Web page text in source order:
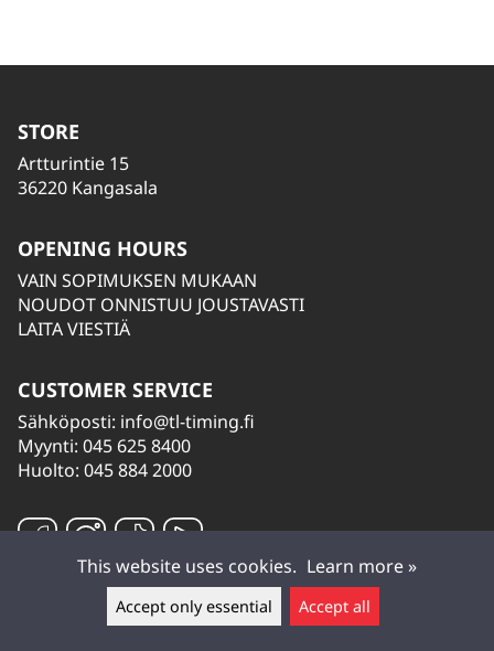
Leave a message ▲
STORE
Artturintie 15
36220 Kangasala
OPENING HOURS
VAIN SOPIMUKSEN MUKAAN
NOUDOT ONNISTUU JOUSTAVASTI
LAITA VIESTIÄ
CUSTOMER SERVICE
Sähköposti: info@tl-timing.fi
Myynti: 045 625 8400
Huolto: 045 884 2000
This website uses cookies. Learn more »
Accept only essential Accept all